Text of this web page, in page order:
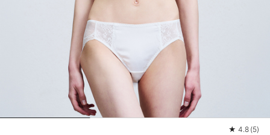
★ 4.8 (5)